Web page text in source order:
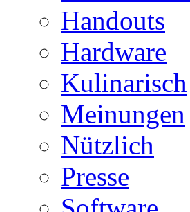
Handouts
Hardware
Kulinarisch
Meinungen
Nützlich
Presse